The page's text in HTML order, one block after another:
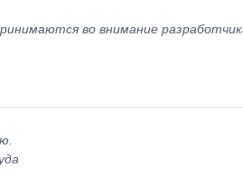
во внимание